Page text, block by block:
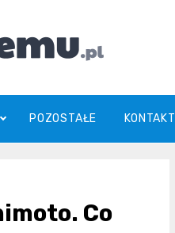
POZOSTAŁE KONTAKT
Co